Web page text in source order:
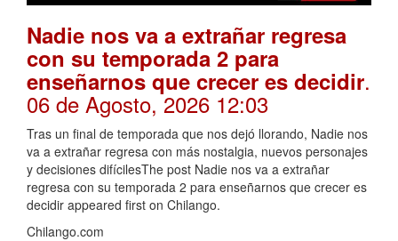
Nadie nos va a extrañar regresa
con su temporada 2 para
enseñarnos que crecer es decidir.
06 de Agosto, 2026 12:03
Tras un final de temporada que nos dejó llorando, Nadie nos
va a extrañar regresa con más nostalgia, nuevos personajes
y decisiones difícilesThe post Nadie nos va a extrañar
regresa con su temporada 2 para enseñarnos que crecer es
decidir appeared first on Chilango.
Chilango.com